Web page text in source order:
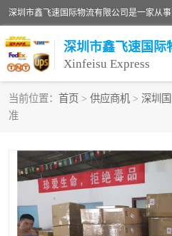
深圳市鑫飞速国际
Xinfeisu Express
当前位置： 首页 > 供应商机 > 深圳
准
俄罗斯快递
深圳DHL国际快递
UPS国际快递